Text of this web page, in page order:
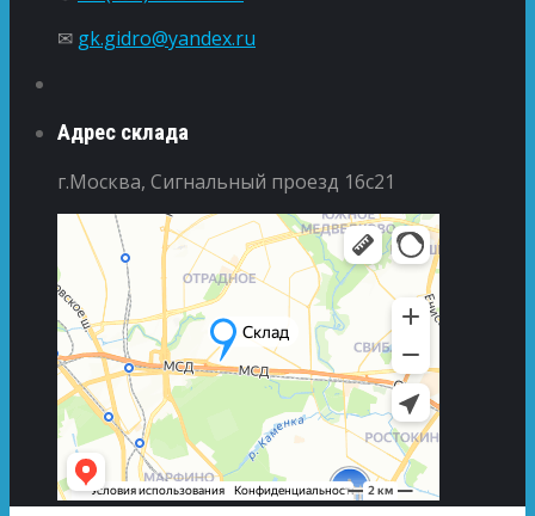
✉ gk.gidro@yandex.ru
Адрес склада
г.Москва, Сигнальный проезд 16с21